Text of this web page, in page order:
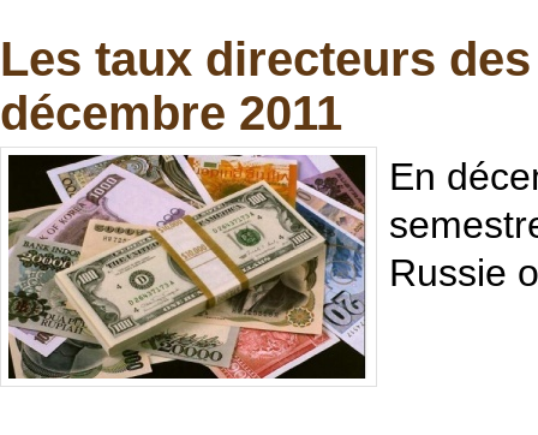
Les taux directeurs
décembre 2011
En
Russie